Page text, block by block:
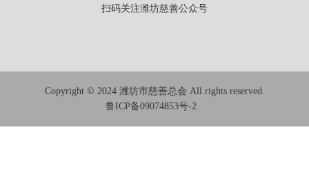
扫码关注潍坊慈善公众号
Copyright © 2024 潍坊市慈善总会 All rights reserved.
鲁ICP备09074853号-2